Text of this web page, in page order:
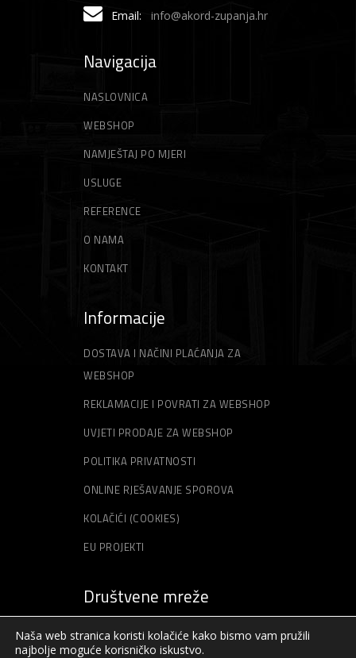
Email: info@akord-zupanja.hr
Navigacija
NASLOVNICA
WEBSHOP
NAMJEŠTAJ PO MJERI
USLUGE
REFERENCE
O NAMA
KONTAKT
Informacije
DOSTAVA I NAČINI PLAĆANJA ZA
WEBSHOP
REKLAMACIJE I POVRATI ZA WEBSHOP
UVJETI PRODAJE ZA WEBSHOP
POLITIKA PRIVATNOSTI
ONLINE RJEŠAVANJE SPOROVA
KOLAČIĆI (COOKIES)
EU PROJEKTI
Društvene mreže
Naša web stranica koristi kolačiće kako bismo vam pružili
najbolje moguće korisničko iskustvo.